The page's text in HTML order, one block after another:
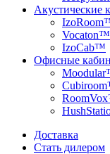
Акустические
Vocaton™
IzoCab™
Офисные
Доставка
Стать дилером